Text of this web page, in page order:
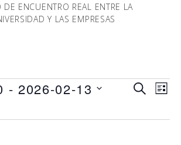
DE ENCUENTRO REAL ENTRE LA
Y LAS EMPRESAS
de
BUSCAR
de
- 2026-02-13